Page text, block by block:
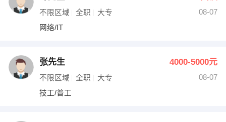
不限区域 全职 大专
08-07
网络/IT
张先生 4000-5000元
不限区域 全职 大专
08-07
技工/普工